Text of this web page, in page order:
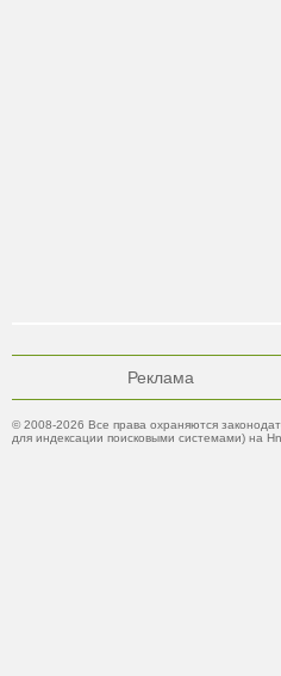
Реклама
© 2008-2026 Все права охраняются
для индексации поисковыми системами) на